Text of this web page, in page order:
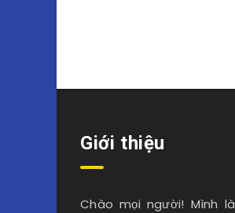
Giới thiệu
Chào mọi người! Mình là